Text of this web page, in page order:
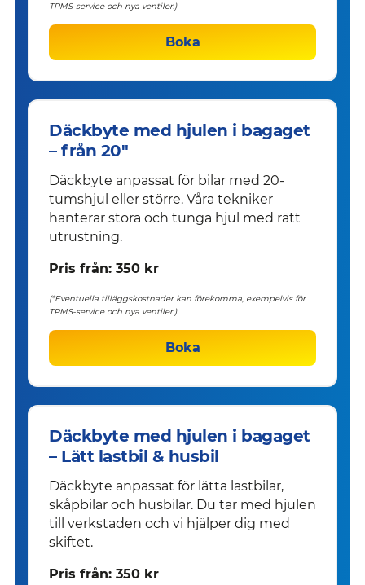
TPMS-service och nya ventiler.)
Boka
Däckbyte med hjulen i bagaget
– från 20"
Däckbyte anpassat för bilar med 20-
tumshjul eller större. Våra tekniker
hanterar stora och tunga hjul med rätt
utrustning.
Pris från: 350 kr
(*Eventuella tilläggskostnader kan förekomma, exempelvis för
TPMS-service och nya ventiler.)
Boka
Däckbyte med hjulen i bagaget
– Lätt lastbil & husbil
Däckbyte anpassat för lätta lastbilar,
skåpbilar och husbilar. Du tar med hjulen
till verkstaden och vi hjälper dig med
skiftet.
Pris från: 350 kr